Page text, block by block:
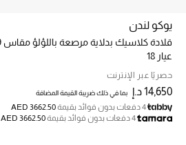
خصم حتى 70%
تسوقوا الآن
ما وصلنا حديثاً
يوكو لندن
عيار 18
حصريًا عبر الإنترنت
14,650 د.إ بما في ذلك ضريبة القيمة المضافة
4 دفعات بدون فوائد بقيمة
AED 3662.50
4 دفعات بدون فوائد بقيمة
AED 3662.50